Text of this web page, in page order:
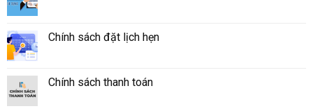
Chính sách đặt lịch hẹn
Chính sách thanh toán